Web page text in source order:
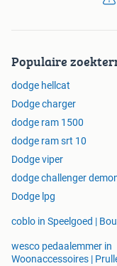
Binnenspiegel
Carfax
Centrale
Complete
Electronic
Elektronisch
Hoofd
Hoofd airbag(s)
Ipod-
Keyless entry/go
Niet rokers
Premium HiFi
Populaire
dodge hellcat
Dodge charger
dodge ram 1500
dodge ram srt 10
Dodge viper
dodge challenger
Dodge lpg
coblo in Speelgoed |
wesco pedaalemmer in
Woonaccessoires |